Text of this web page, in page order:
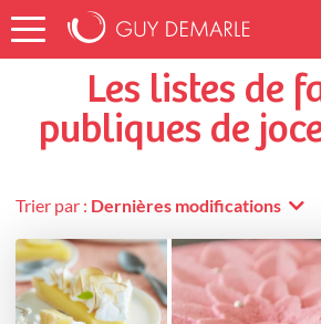
Accueil jocelynep73 Listes de
Les listes de
publiques de
Trier par : Dernières modifications